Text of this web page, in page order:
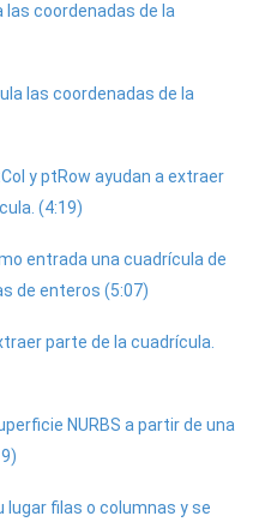
las coordenadas de la
las coordenadas de la
y ptRow ayudan a extraer
(4:19)
entrada una cuadrícula de
de enteros (5:07)
parte de la cuadrícula.
NURBS a partir de una
lugar filas o columnas y se